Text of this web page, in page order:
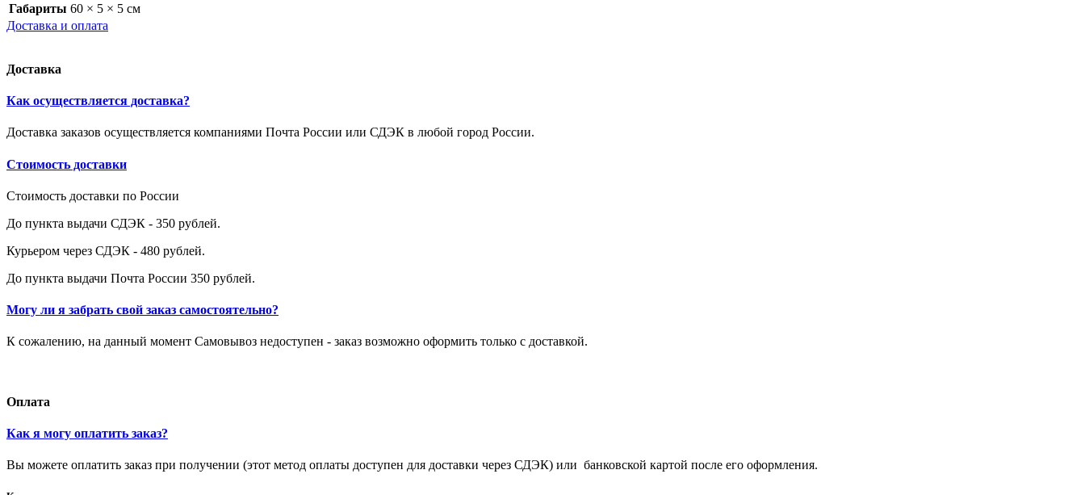
Габариты 60 × 5 × 5 см
Доставка и оплата
Доставка
Как осуществляется доставка?
Доставка заказов осуществляется компаниями Почта России или СДЭК в любой город России.
Стоимость доставки
Стоимость доставки по России
До пункта выдачи СДЭК - 350 рублей.
Курьером через СДЭК - 480 рублей.
До пункта выдачи Почта России 350 рублей.
Могу ли я забрать свой заказ самостоятельно?
К сожалению, на данный момент Самовывоз недоступен - заказ возможно оформить только с доставкой.
Оплата
Как я могу оплатить заказ?
Вы можете оплатить заказ при получении (этот метод оплаты доступен для доставки через СДЭК) или банковской картой после его оформления.